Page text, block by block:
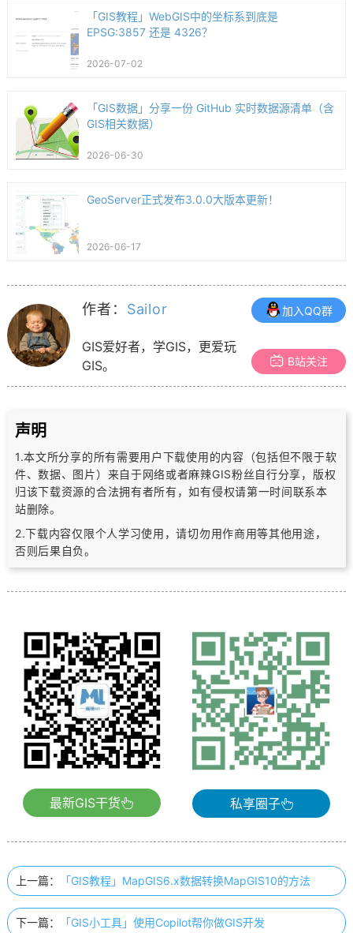
「GIS教程」WebGIS中的坐标系到底是
EPSG:3857 还是 4326？
2026-07-02
「GIS数据」分享一份 GitHub 实时数据源清单（含
GIS相关数据）
2026-06-30
GeoServer正式发布3.0.0大版本更新！
2026-06-17
作者： Sailor
GIS爱好者，学GIS，更爱玩
GIS。
加入QQ群
B站关注
声明
1.本文所分享的所有需要用户下载使用的内容（包括但不限于软
件、数据、图片） 来自于网络或者麻辣GIS粉丝自行分享，版权
归该下载资源的合法拥有者所有，如有侵权请第一时间联系本
站删除。
2.下载内容仅限个人学习使用，请切勿用作商用等其他用途，
否则后果自负。
最新GIS干货 私享圈子
上一篇： 「GIS教程」MapGIS6.x数据转换MapGIS10的方法
下一篇： 「GIS小工具」使用Copilot帮你做GIS开发